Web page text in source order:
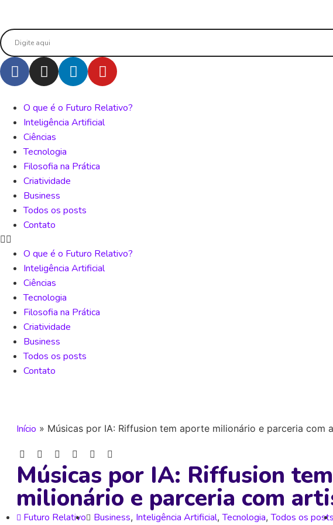
O que é o Futuro Relativo?
Inteligência Artificial
Ciências
Tecnologia
Filosofia na Prática
Criatividade
Business
Todos os posts
Contato
O que é o Futuro Relativo?
Inteligência Artificial
Ciências
Tecnologia
Filosofia na Prática
Criatividade
Business
Todos os posts
Contato
Início » Músicas por IA: Riffusion tem aporte milionário e parceria com
Músicas por IA: Riffusion
milionário e parceria com
Futuro Relativo Business, Inteligência Artificial,Tecnologia,Todos os posts